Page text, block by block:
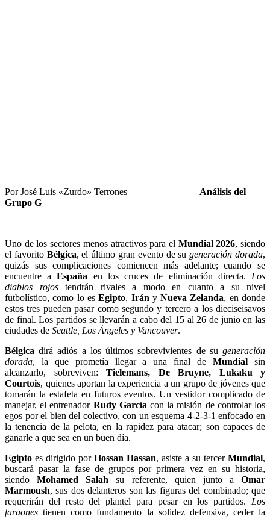
Por José Luis «Zurdo» Terrones Análisis del
Grupo G
Uno de los sectores menos atractivos para el Mundial 2026, siendo
el favorito Bélgica, el último gran evento de sugeneración dorada,
quizás sus complicaciones comiencen más adelante; cuando se
encuentre aEspaña en los cruces de eliminación directa. Los
diablos rojostendrán rivales a modo en cuanto a su nivel
futbolístico, como lo esEgipto, Irán yNueva Zelanda, en donde
estos tres pueden pasar como segundo y tercero a los dieciseisavos
de final. Los partidos se llevarán a cabo del 15 al 26 de junio en las
ciudades de Seattle, Los Ángeles y Vancouver.
Bélgica dirá adiós a los últimos sobrevivientes de su generación
dorada, la que prometía llegar a una final deMundial sin
alcanzarlo, sobreviven: Tielemans, De Bruyne, Lukaku y
Courtois, quienes aportan la experiencia a un grupo de jóvenes que
tomarán la estafeta en futuros eventos. Un vestidor complicado de
manejar, el entrenador Rudy García con la misión de controlar los
egos por el bien del colectivo, con un esquema 4-2-3-1 enfocado en
la tenencia de la pelota, en la rapidez para atacar; son capaces de
ganarle a que sea en un buen día.
Egipto es dirigido por Hossan Hassan, asiste a su tercer Mundial,
buscará pasar la fase de grupos por primera vez en su historia,
siendoMohamed Salah su referente, quien junto a Omar
Marmoush, sus dos delanteros son las figuras del combinado; que
requerirán del resto del plantel para pesar en los partidos. Los
faraones tienen como fundamento la solidez defensiva, ceder la